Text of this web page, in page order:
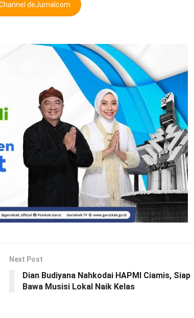
deJurnalcom
Next Post
Dian Budiyana Nahkodai HAPMI Ciamis, Siap
Bawa Musisi Lokal Naik Kelas